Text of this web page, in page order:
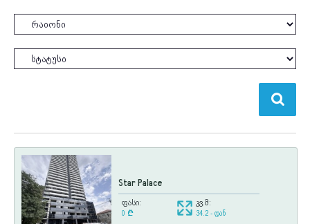
Star Palace
ფასი:
0 ¢
კვ.მ:
34.2 - დან